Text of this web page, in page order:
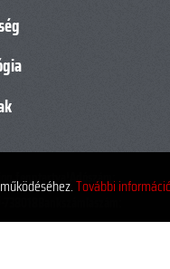
fenntartva!
Adószám:
További